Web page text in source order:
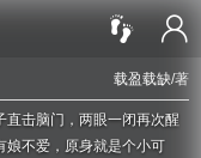
载盈载缺/著
击脑门，两眼一闭再次醒
娘不爱，原身就是个小可